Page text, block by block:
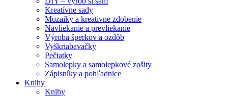
Kreatívne sady
Mozaiky a kreatívne zdobenie
Navliekanie a prevliekanie
Výroba šperkov a ozdôb
Vyškriabavačky
Pečiatky
Samolepky a samolepkové zošity
Zápisníky a pohľadnice
Knihy
Knihy